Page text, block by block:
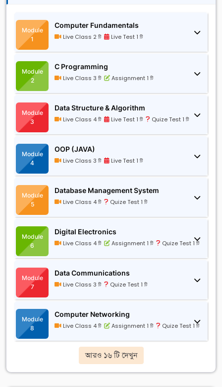
Module
1
Computer Fundamentals
Live Class 2 টি Live Test 1 টি
Module
2
C Programming
Live Class 3 টি Assignment 1 টি
Module
3
Data Structure & Algorithm
Live Class 4 টি Live Test 1 টি Quize Test 1 টি
Module
4
OOP (JAVA)
Live Class 3 টি Live Test 1 টি
Module
5
Database Management System
Live Class 4 টি Quize Test 1 টি
Module
6
Digital Electronics
Live Class 4 টি Assignment 1 টি Quize Test 1 টি
Module
7
Data Communications
Live Class 3 টি Quize Test 1 টি
Module
8
Computer Networking
Live Class 4 টি Assignment 1 টি Quize Test 1 টি
আরও ১৬ টি দেখুন